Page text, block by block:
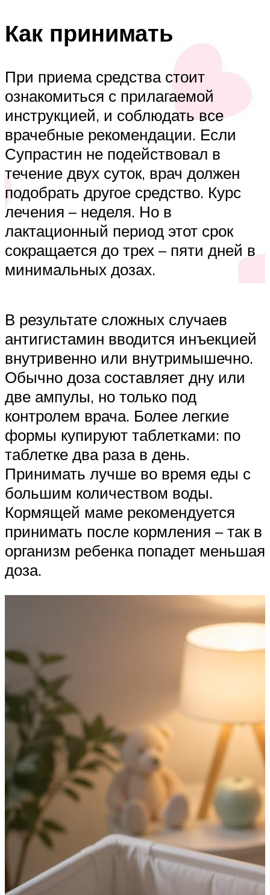
Как принимать
При приема средства стоит
ознакомиться с прилагаемой
инструкцией, и соблюдать все
врачебные рекомендации. Если
Супрастин не подействовал в
течение двух суток, врач должен
подобрать другое средство. Курс
лечения – неделя. Но в
лактационный период этот срок
сокращается до трех – пяти дней в
минимальных дозах.
В результате сложных случаев
антигистамин вводится инъекцией
внутривенно или внутримышечно.
Обычно доза составляет дну или
две ампулы, но только под
контролем врача. Более легкие
формы купируют таблетками: по
таблетке два раза в день.
Принимать лучше во время еды с
большим количеством воды.
Кормящей маме рекомендуется
принимать после кормления – так в
организм ребенка попадет меньшая
доза.